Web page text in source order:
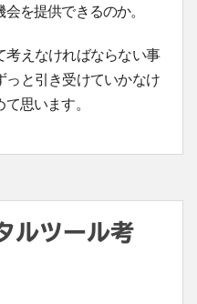
を提供できるのか。
えなければならない事
っと引き受けていかなけ
て思います。
ルツール考